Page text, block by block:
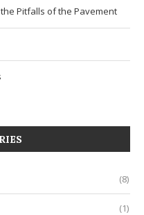
Pitfalls of the Pavement
(8)
(1)